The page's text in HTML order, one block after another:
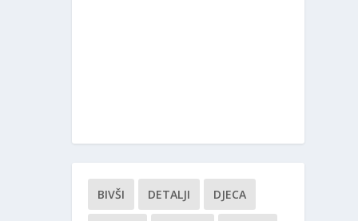
BIVŠI DETALJI DJECA